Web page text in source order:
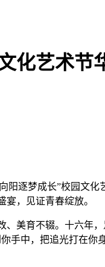
化艺术节
阳逐梦成长”校园文
，见证青春绽放。
美育不辍。十六年
手中，把追光打在